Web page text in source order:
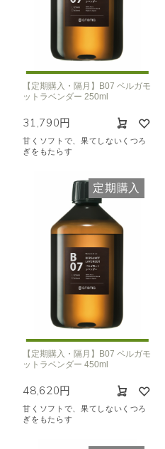
【定期購入・隔月】B07 ベルガモ
ットラベンダー 250ml
31,790円
甘くソフトで、果てしないくつろ
ぎをもたらす
定期購入
【定期購入・隔月】B07 ベルガモ
ットラベンダー 450ml
48,620円
甘くソフトで、果てしないくつろ
ぎをもたらす